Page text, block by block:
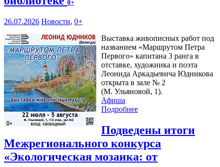
0+
26.07.2026 Новости, 0+
Выставка живописных работ под
названием «Маршрутом Петра
Первого» капитана 3 ранга в
отставке, художника и поэта
Леонида Аркадьевича Юдникова
открыта в зале № 2
(М. Ульяновой, 1).
Афиша
Подробнее
Подведены итоги
Межрегионального конкурса
«Экологическая мозаика: от